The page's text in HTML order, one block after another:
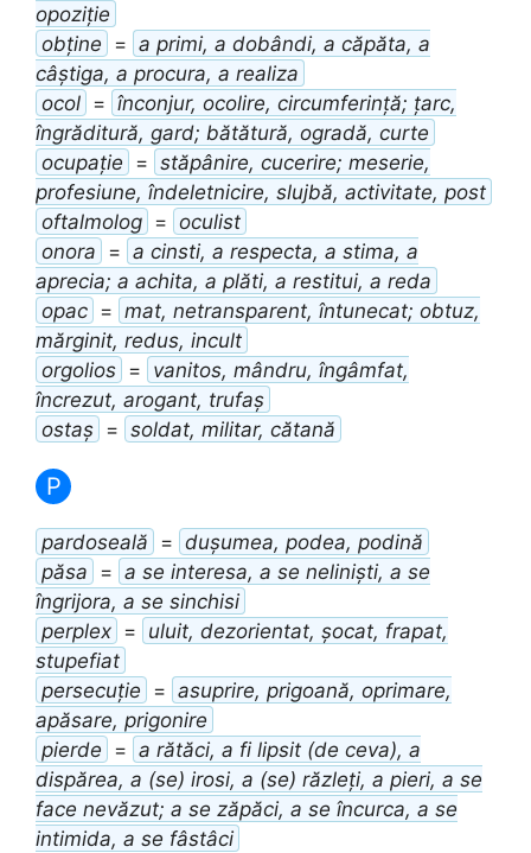
opoziție
obține = a primi, a dobândi, a căpăta, a
câștiga, a procura, a realiza
ocol = înconjur, ocolire, circumferință; țarc,
îngrăditură, gard; bătătură, ogradă, curte
ocupație = stăpânire, cucerire; meserie,
profesiune, îndeletnicire, slujbă, activitate, post
oftalmolog = oculist
onora = a cinsti, a respecta, a stima, a
aprecia; a achita, a plăti, a restitui, a reda
opac = mat, netransparent, întunecat; obtuz,
mărginit, redus, incult
orgolios = vanitos, mândru, îngâmfat,
încrezut, arogant, trufaș
ostaș = soldat, militar, cătană
P
pardoseală = dușumea, podea, podină
păsa = a se interesa, a se neliniști, a se
îngrijora, a se sinchisi
perplex = uluit, dezorientat, șocat, frapat,
stupefiat
persecuție = asuprire, prigoană, oprimare,
apăsare, prigonire
pierde = a rătăci, a fi lipsit (de ceva), a
dispărea, a (se) irosi, a (se) răzleți, a pieri, a se
face nevăzut; a se zăpăci, a se încurca, a se
intimida, a se fâstâci